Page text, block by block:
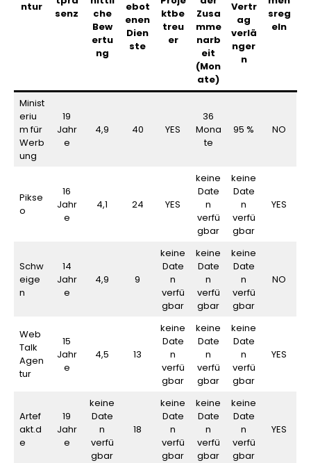
ntur
senz
che
Bew
ertu
ng
ebot
enen
Dien
ste
ktbe
treu
er
Zusa
mme
narb
eit
(Mon
ate)
Vertr
ag
verlä
nger
n
sreg
eln
Minist
eriu
m für
Werb
ung
19
Jahr
e
4,9 40 YES
36
Mona
te
95 % NO
Pikse
o
16
Jahr
e
4,1 24 YES
keine
Date
n
verfü
gbar
keine
Date
n
verfü
gbar
YES
Schw
eige
n
14
Jahr
e
4,9 9
keine
Date
n
verfü
gbar
keine
Date
n
verfü
gbar
keine
Date
n
verfü
gbar
NO
Web
Talk
Agen
tur
15
Jahr
e
4,5 13
keine
Date
n
verfü
gbar
keine
Date
n
verfü
gbar
keine
Date
n
verfü
gbar
YES
Artef
akt.d
e
19
Jahr
e
keine
Date
n
verfü
gbar
18
keine
Date
n
verfü
gbar
keine
Date
n
verfü
gbar
keine
Date
n
verfü
gbar
YES